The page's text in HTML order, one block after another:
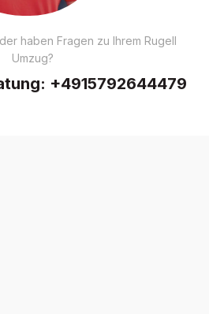
haben Fragen zu Ihrem Rugell
Umzug?
+4915792644479